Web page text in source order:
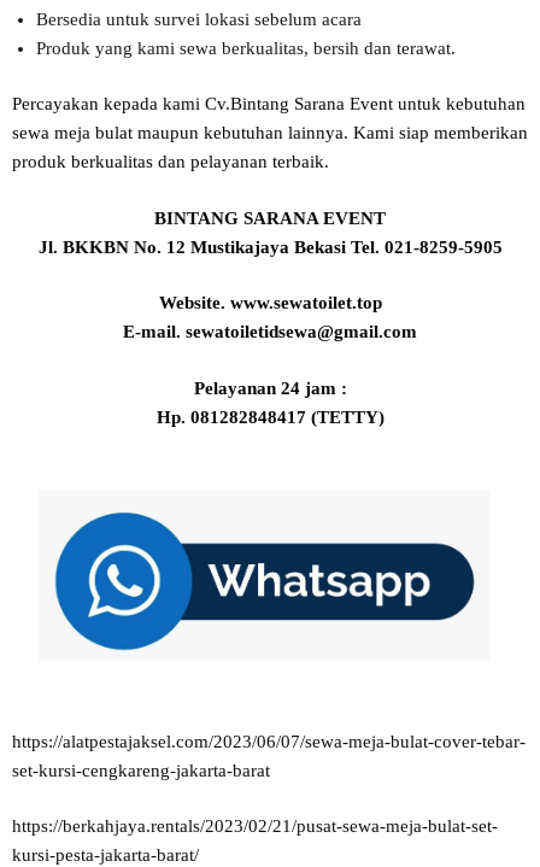
Bersedia untuk survei lokasi sebelum acara
Produk yang kami sewa berkualitas, bersih dan terawat.
Percayakan kepada kami Cv.Bintang Sarana Event untuk kebutuhan
sewa meja bulat maupun kebutuhan lainnya. Kami siap memberikan
produk berkualitas dan pelayanan terbaik.
BINTANG SARANA EVENT
Jl. BKKBN No. 12 Mustikajaya Bekasi Tel. 021-8259-5905
Website. www.sewatoilet.top
E-mail. sewatoiletidsewa@gmail.com
Pelayanan 24 jam :
Hp. 081282848417 (TETTY)
https://alatpestajaksel.com/2023/06/07/sewa-meja-bulat-cover-tebar-
set-kursi-cengkareng-jakarta-barat
https://berkahjaya.rentals/2023/02/21/pusat-sewa-meja-bulat-set-
kursi-pesta-jakarta-barat/